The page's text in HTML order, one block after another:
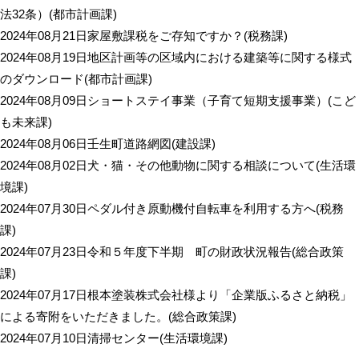
法32条） (都市計画課)
2024年08月21日家屋敷課税をご存知ですか？ (税務課)
2024年08月19日地区計画等の区域内における建築等に関する様式
のダウンロード(都市計画課)
2024年08月09日ショートステイ事業（子育て短期支援事業） (こど
も未来課)
2024年08月06日壬生町道路網図(建設課)
2024年08月02日犬・猫・その他動物に関する相談について(生活環
境課)
2024年07月30日ペダル付き原動機付自転車を利用する方へ(税務
課)
2024年07月23日令和５年度下半期 町の財政状況報告(総合政策
課)
2024年07月17日根本塗装株式会社様より「企業版ふるさと納税」
による寄附をいただきました。 (総合政策課)
2024年07月10日清掃センター(生活環境課)